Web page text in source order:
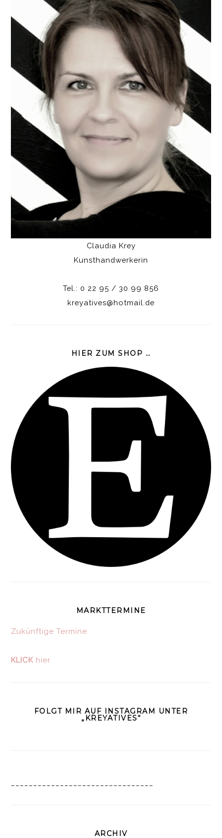
Claudia Krey
Kunsthandwerkerin
Tel.: 0 22 95 / 30 99 856
kreyatives@hotmail.de
HIER ZUM SHOP …
MARKTTERMINE
Zukünftige Termine
KLICK hier
FOLGT MIR AUF INSTAGRAM UNTER
„KREYATIVES“
ARCHIV